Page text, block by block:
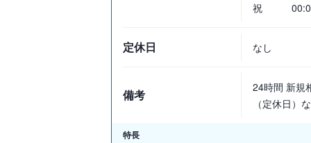
祝
定休日 なし
備考
24時間 新規
（定休日）
特長